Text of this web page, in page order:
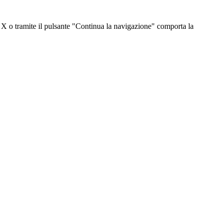
o tramite il pulsante "Continua la navigazione" comporta la